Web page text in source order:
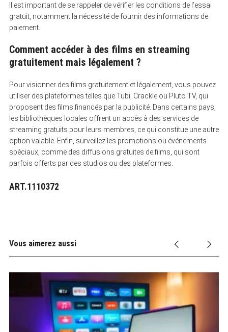
Il est important de se rappeler de vérifier les conditions de l’essai
gratuit, notamment la nécessité de fournir des informations de
paiement.
Comment accéder à des films en streaming
gratuitement mais légalement ?
Pour visionner des films gratuitement et légalement, vous pouvez
utiliser des plateformes telles que Tubi, Crackle ou Pluto TV, qui
proposent des films financés par la publicité. Dans certains pays,
les bibliothèques locales offrent un accès à des services de
streaming gratuits pour leurs membres, ce qui constitue une autre
option valable. Enfin, surveillez les promotions ou événements
spéciaux, comme des diffusions gratuites de films, qui sont
parfois offerts par des studios ou des plateformes.
ART.1110372
Vous aimerez aussi